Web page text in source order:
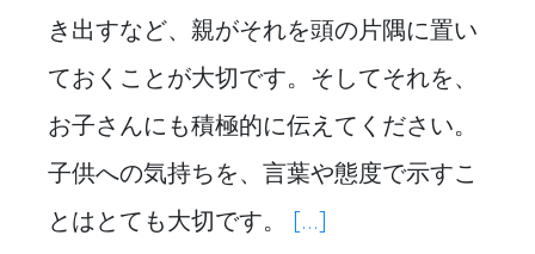
き出すなど、親がそれを頭の片隅に置い
ておくことが大切です。そしてそれを、
お子さんにも積極的に伝えてください。
子供への気持ちを、言葉や態度で示すこ
とはとても大切です。 [...]